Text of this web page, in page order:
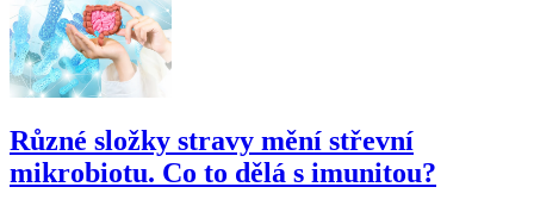
Různé složky stravy mění střevní
mikrobiotu. Co to dělá s imunitou?